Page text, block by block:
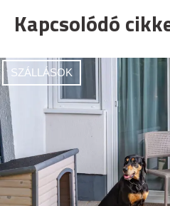
Kapcsolódó
SZÁLLÁSOK